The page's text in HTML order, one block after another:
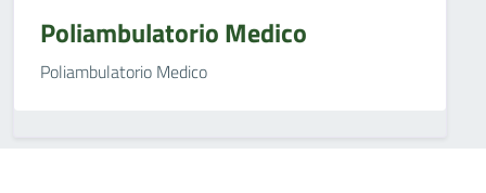
Poliambulatorio Medico
Poliambulatorio Medico